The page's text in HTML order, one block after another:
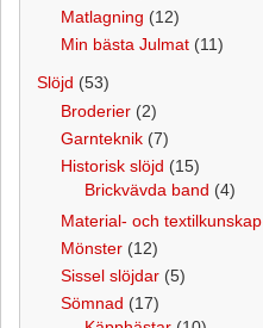
Matlagning (12)
Min bästa Julmat (11)
Slöjd (53)
Broderier (2)
Garnteknik (7)
Historisk slöjd (15)
Brickvävda band (4)
Material- och textilkunskap
Mönster (12)
Sissel slöjdar (5)
Sömnad (17)